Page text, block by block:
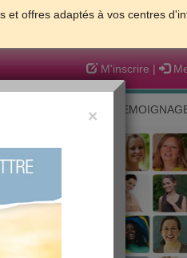
et offres adaptés à vos centres
M'inscrire |
BEBE ×